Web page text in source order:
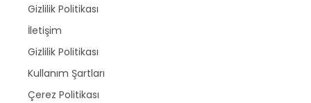
Gizlilik Politikası
İletişim
Gizlilik Politikası
Kullanım Şartları
Çerez Politikası